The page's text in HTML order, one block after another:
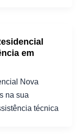
em
Nova
na sua
técnica